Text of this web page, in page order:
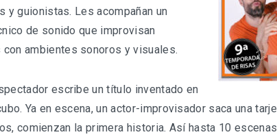
y guionistas. Les acompañan un
de sonido que improvisan
ambientes sonoros y visuales.
escribe un título inventado en
Ya en escena, un actor-improvisador saca una
comienzan la primera historia. Así hasta 10